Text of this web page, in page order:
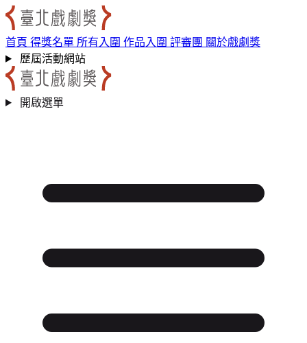
跳到主要內容區
:::
首頁 得獎名單 所有入圍 作品入圍 評審團 關於戲劇獎
歷屆活動網站
開啟選單